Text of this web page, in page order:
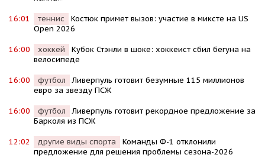
16:01 теннис
Костюк примет вызов: участие в миксте на US
Open 2026
16:00 хоккей
Кубок Стэнли в шоке: хоккеист сбил бегуна на
велосипеде
16:00 футбол
Ливерпуль готовит безумные 115 миллионов
евро за звезду ПСЖ
16:00 футбол
Ливерпуль готовит рекордное предложение за
Барколя из ПСЖ
12:02 другие виды спорта
Команды Ф-1 отклонили
предложение для решения проблемы сезона-2026